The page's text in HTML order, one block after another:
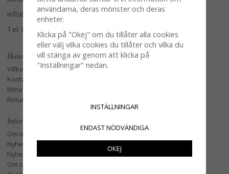
info@glasverandan.se
Tel: 079-3495968
Handla
Villkor
Kontakta oss
Mina favoriter
Retur och Reklamation
Information
Om oss
Nyheter
Nyhetsbrev
Om cookies
användarna, deras mönster och deras
enheter.
Klicka på "Okej" om du tillåter alla cookies
eller välj vilka cookies du tillåter och vilka du
vill stänga av genom att klicka på
"Inställningar" nedan.
INSTÄLLNINGAR
ENDAST NÖDVÄNDIGA
OKEJ